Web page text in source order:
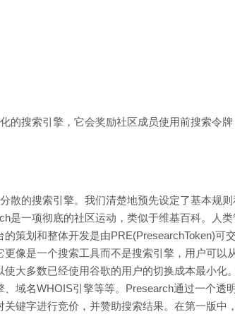
的搜索引擎，它会奖励社区成员使用前搜索令
散的搜索引擎。我们清楚地预先设定了基本规
是一项彻底的社区运动，类似于维基百科。人
策划和整体开发是由PRE(PresearchToken)可
像是一个搜索工具而不是搜索引擎，用户可以
大多数已经使用谷歌的用户的切换成本最小化
域名WHOIS引擎等等。Presearch通过一个透
键字进行竞价，并赞助搜索结果。在第一版中